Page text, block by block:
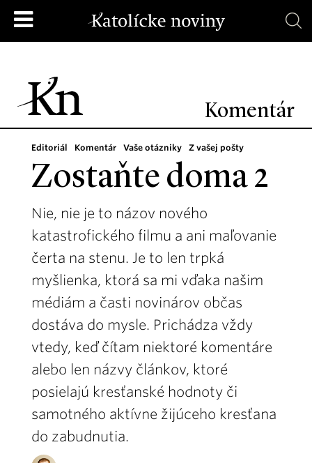
Komentár
Editoriál Komentár Vaše otázniky Z vašej pošty
Zostaňte doma 2
Nie, nie je to názov nového
katastrofického filmu a ani maľovanie
čerta na stenu. Je to len trpká
myšlienka, ktorá sa mi vďaka našim
médiám a časti novinárov občas
dostáva do mysle. Prichádza vždy
vtedy, keď čítam niektoré komentáre
alebo len názvy článkov, ktoré
posielajú kresťanské hodnoty či
samotného aktívne žijúceho kresťana
do zabudnutia.